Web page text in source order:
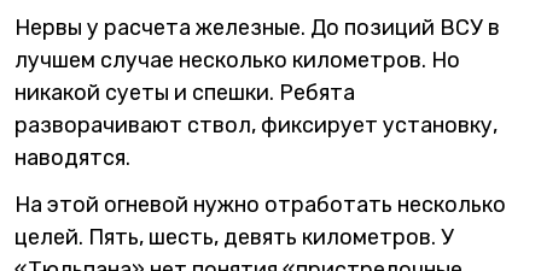
Нервы у расчета железные. До позиций ВСУ в
лучшем случае несколько километров. Но
никакой суеты и спешки. Ребята
разворачивают ствол, фиксирует установку,
наводятся.
На этой огневой нужно отработать несколько
целей. Пять, шесть, девять километров. У